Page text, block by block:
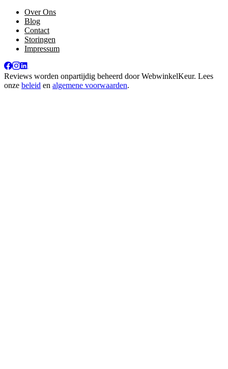
Over Ons
Blog
Contact
Storingen
Impressum
Reviews worden onpartijdig beheerd doorWebwinkelKeur. Lees
onze beleid en algemene voorwaarden.